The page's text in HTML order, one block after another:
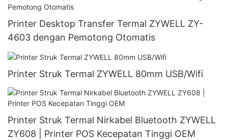
Printer Desktop Transfer Termal ZYWELL ZY-
4603 dengan Pemotong Otomatis
Printer Struk Termal ZYWELL 80mm USB/Wifi
Printer Struk Termal Nirkabel Bluetooth ZYWELL
ZY608 | Printer POS Kecepatan Tinggi OEM